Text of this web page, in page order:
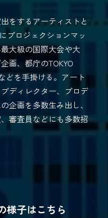
をするアーティストと
プロジェクションマッ
大級の国際大会や大
画、都庁のTOKYO
どを手掛ける。アート
ディレクター、プロデ
企画を多数生み出し、
審査員などにも多数招
様子はこちら